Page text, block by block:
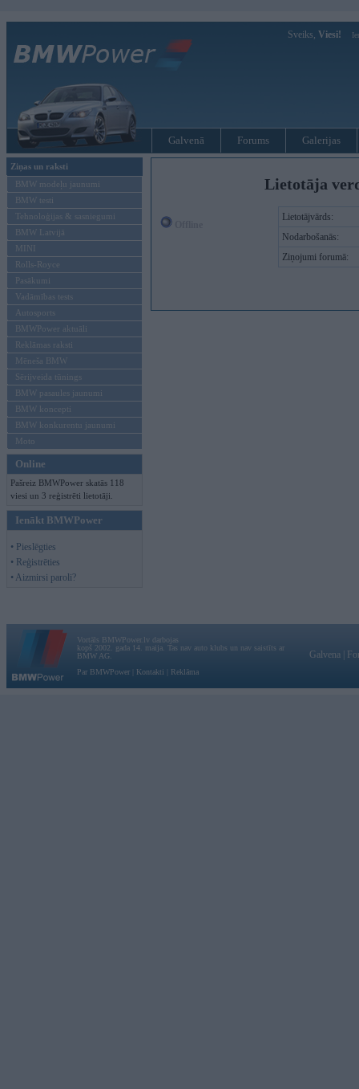
Sveiks, Viesi!
Galvenā Forums Galerijas
Ziņas un raksti
BMW modeļu jaunumi
BMW testi
Tehnoloģijas & sasniegumi
BMW Latvijā
MINI
Rolls-Royce
Pasākumi
Vadāmības tests
Autosports
BMWPower aktuāli
Reklāmas raksti
Mēneša BMW
Sērijveida tūnings
BMW pasaules jaunumi
BMW koncepti
BMW konkurentu jaunumi
Moto
Online
Pašreiz BMWPower skatās 118
viesi un 3 reģistrēti lietotāji.
Ienākt BMWPower
• Pieslēgties
• Reģistrēties
• Aizmirsi paroli?
Lietotāja
Lietotājvārds:
Nodarbošanās:
Ziņojumi forumā:
Vortāls BMWPower.lv darbojas
kopš 2002. gada 14. maija. Tas nav auto klubs un nav saistīts ar
BMW AG.
Par BMWPower
Kontakti Reklāma
Galvena